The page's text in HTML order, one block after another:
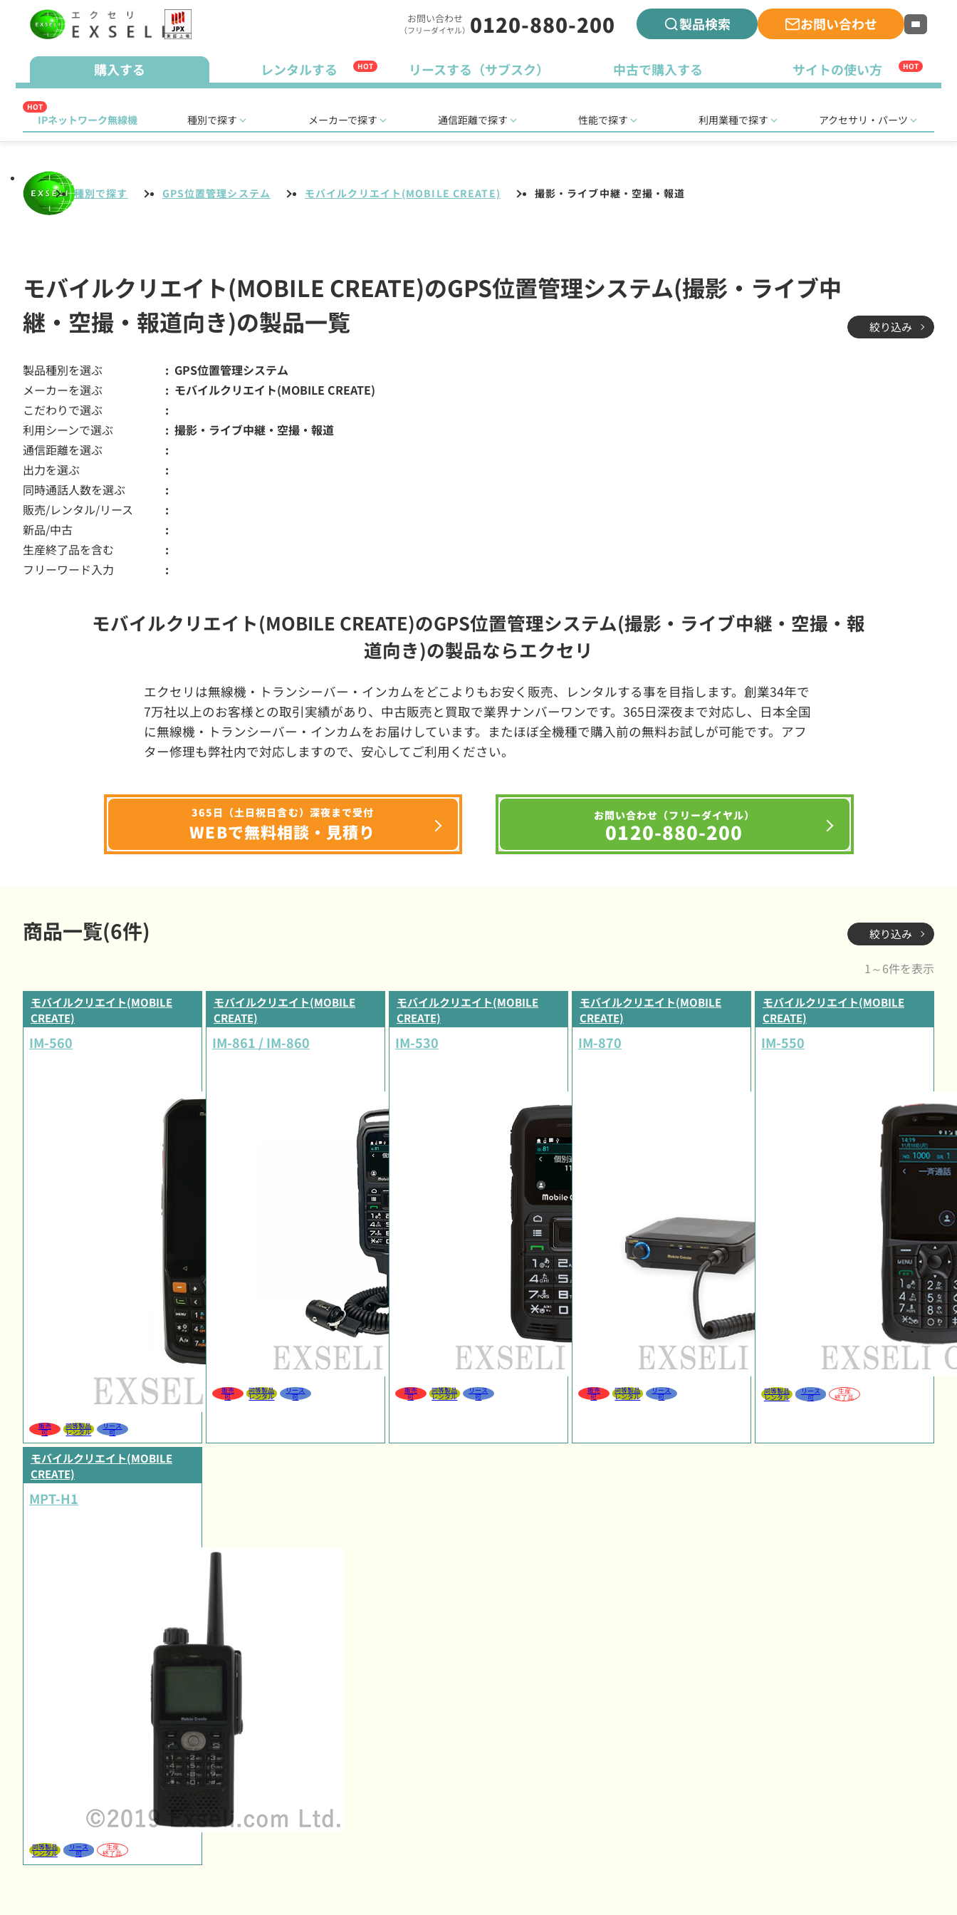
お問い合わせ
（フリーダイヤル） 0120-880-200 製品検索 お問い合わせ
購入する レンタルする HOT リースする（サブスク） 中古で購入する サイトの使い方 HOT
HOT
IPネットワーク無線機 種別で探す メーカーで探す 通信距離で探す 性能で探す 利用業種で探す アクセサリ・パーツ
種別で探す GPS位置管理システム モバイルクリエイト(MOBILE CREATE) 撮影・ライブ中継・空撮・報道
モバイルクリエイト(MOBILE CREATE)のGPS位置管理システム(撮影・ライブ中
継・空撮・報道向き)の製品一覧
絞り込み
製品種別を選ぶ
GPS位置管理システム
メーカーを選ぶ
モバイルクリエイト(MOBILE CREATE)
こだわりで選ぶ
利用シーンで選ぶ
撮影・ライブ中継・空撮・報道
通信距離を選ぶ
出力を選ぶ
同時通話人数を選ぶ
販売/レンタル/リース
新品/中古
生産終了品を含む
フリーワード入力
モバイルクリエイト(MOBILE CREATE)のGPS位置管理システム(撮影・ライブ中継・空撮・報
道向き)の製品ならエクセリ
エクセリは無線機・トランシーバー・インカムをどこよりもお安く販売、レンタルする事を目指します。創業34年で
7万社以上のお客様との取引実績があり、中古販売と買取で業界ナンバーワンです。365日深夜まで対応し、日本全国
に無線機・トランシーバー・インカムをお届けしています。またほぼ全機種で購入前の無料お試しが可能です。アフ
ター修理も弊社内で対応しますので、安心してご利用ください。
365日（土日祝日含む）深夜まで受付
WEBで無料相談・見積り
お問い合わせ（フリーダイヤル）
0120-880-200
商品一覧(6件) 絞り込み
1～6件を表示
モバイルクリエイト(MOBILE
CREATE)
IM-560
販売
可
同等製品
レンタル
リース
可
モバイルクリエイト(MOBILE
CREATE)
IM-861 / IM-860
販売
可
同等製品
レンタル
リース
可
モバイルクリエイト(MOBILE
CREATE)
IM-530
販売
可
同等製品
レンタル
リース
可
モバイルクリエイト(MOBILE
CREATE)
IM-870
販売
可
同等製品
レンタル
リース
可
モバイルクリエイト(MOBILE
CREATE)
IM-550
同等製品
レンタル
リース
可
生産
終了品
モバイルクリエイト(MOBILE
CREATE)
MPT-H1
同等製品
レンタル
リース
可
生産
終了品